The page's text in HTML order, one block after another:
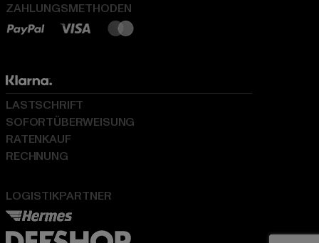
ZAHLUNGSMETHODEN
LOGISTIKPARTNER
LASTSCHRIFT
SOFORTÜBERWEISUNG
RATENKAUF
RECHNUNG